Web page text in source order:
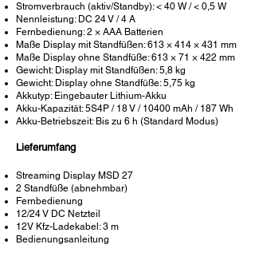
Stromverbrauch (aktiv/Standby): < 40 W / < 0,5 W
Nennleistung: DC 24 V / 4 A
Fernbedienung: 2 × AAA Batterien
Maße Display mit Standfüßen: 613 × 414 × 431 mm
Maße Display ohne Standfüße: 613 × 71 × 422 mm
Gewicht: Display mit Standfüßen: 5,8 kg
Gewicht: Display ohne Standfüße: 5,75 kg
Akkutyp: Eingebauter Lithium-Akku
Akku-Kapazität: 5S4P / 18 V / 10400 mAh / 187 Wh
Akku-Betriebszeit: Bis zu 6 h (Standard Modus)
Lieferumfang
Streaming Display MSD 27
2 Standfüße (abnehmbar)
Fernbedienung
12/24 V DC Netzteil
12V Kfz-Ladekabel: 3 m
Bedienungsanleitung